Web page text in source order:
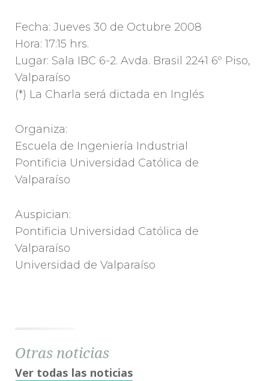
Fecha: Jueves 30 de Octubre 2008
Hora: 17:15 hrs.
Lugar: Sala IBC 6-2. Avda. Brasil 2241 6º Piso,
Valparaíso
(*) La Charla será dictada en Inglés
Organiza:
Escuela de Ingeniería Industrial
Pontificia Universidad Católica de
Valparaíso
Auspician:
Pontificia Universidad Católica de
Valparaíso
Universidad de Valparaíso
Otras noticias
Ver todas las noticias